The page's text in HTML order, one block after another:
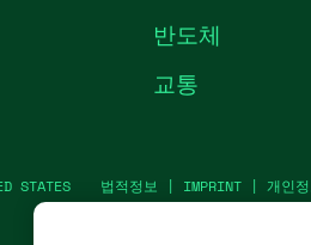
반도체
교통
STATES 법적정보 | IMPRINT | 개인